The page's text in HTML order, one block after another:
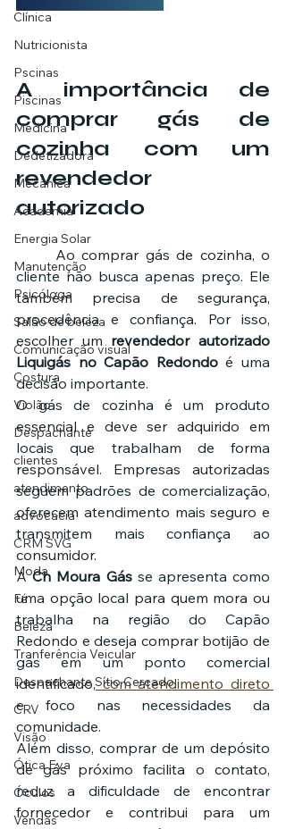
Clínica
Nutricionista
Pscinas
Piscinas
Medicina
Dedetizadora
Mecânica
Academia
Energia Solar
Manutenção
Psicóloga
Salão de beleza
Comunicação visual
Costura
Violão
Despachante
clientes
atendimento
advocacia
CRM SVG
Moda
Fé
Beleza
Tranferência Veicular
Despachante Sítio Cercado
CRV
Visão
Ótica Eva
Óculos
Vendas
A importância de
comprar gás de
cozinha com um
revendedor
autorizado
cliente não busca apenas preço. Ele
também precisa de segurança,
procedência e confiança. Por isso,
escolher um revendedor autorizado
Liquigás no Capão Redondo é uma
decisão importante.
O gás de cozinha é um produto
essencial e deve ser adquirido em
locais que trabalham de forma
responsável. Empresas autorizadas
seguem padrões de comercialização,
oferecem atendimento mais seguro e
transmitem mais confiança ao
consumidor.
A Ch Moura Gás se apresenta como
uma opção local para quem mora ou
trabalha na região do Capão
Redondo e deseja comprar botijão de
gás em um ponto comercial
identificado,
e foco nas necessidades da
comunidade.
Além disso, comprar de um depósito
de gás próximo facilita o contato,
reduz a dificuldade de encontrar
fornecedor e contribui para um